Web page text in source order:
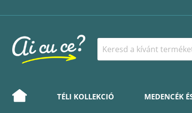
TÉLI KOLLEKCIÓ MEDENCÉK